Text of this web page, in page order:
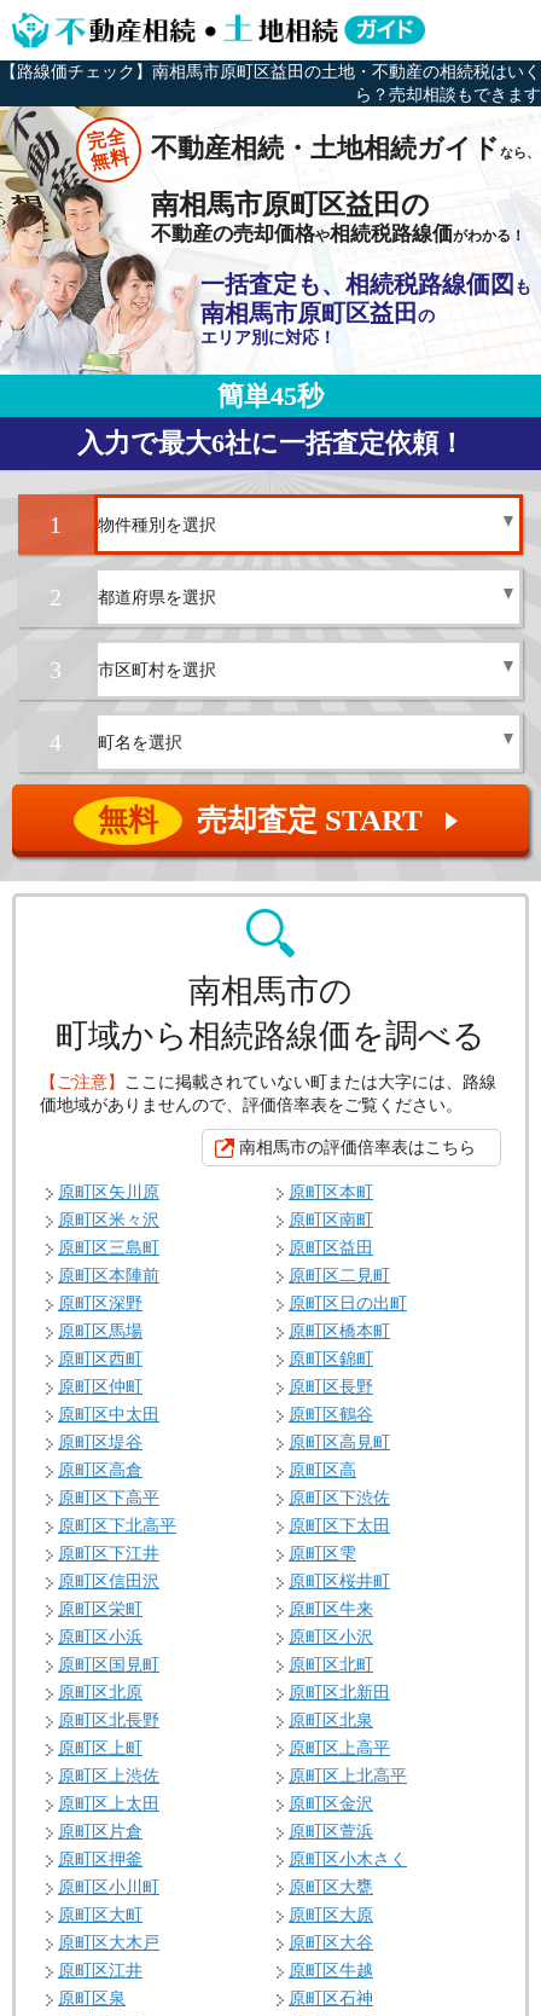
【路線価チェック】南相馬市原町区益田の土地・不動産の相続税はいく
ら？売却相談もできます
完全
無料 不動産相続・土地相続ガイドなら、
南相馬市原町区益田の
不動産の売却価格や相続税路線価がわかる！
一括査定も、相続税路線価図 も
南相馬市原町区益田 の
エリア別に対応！
簡単45秒
入力で最大6社に一括査定依頼！
1
2
3
4
無料 売却査定 START ▲
南相馬市の
町域から相続路線価を調べる
【ご注意】 ここに掲載されていない町または大字には、路線
価地域がありませんので、評価倍率表をご覧ください。
南相馬市の評価倍率表はこちら
原町区矢川原
原町区本町
原町区米々沢
原町区南町
原町区三島町
原町区益田
原町区本陣前
原町区二見町
原町区深野
原町区日の出町
原町区馬場
原町区橋本町
原町区西町
原町区錦町
原町区仲町
原町区長野
原町区中太田
原町区鶴谷
原町区堤谷
原町区高見町
原町区高倉
原町区高
原町区下高平
原町区下渋佐
原町区下北高平
原町区下太田
原町区下江井
原町区雫
原町区信田沢
原町区桜井町
原町区栄町
原町区牛来
原町区小浜
原町区小沢
原町区国見町
原町区北町
原町区北原
原町区北新田
原町区北長野
原町区北泉
原町区上町
原町区上高平
原町区上渋佐
原町区上北高平
原町区上太田
原町区金沢
原町区片倉
原町区萱浜
原町区押釜
原町区小木さく
原町区小川町
原町区大甕
原町区大町
原町区大原
原町区大木戸
原町区大谷
原町区江井
原町区牛越
原町区泉
原町区石神